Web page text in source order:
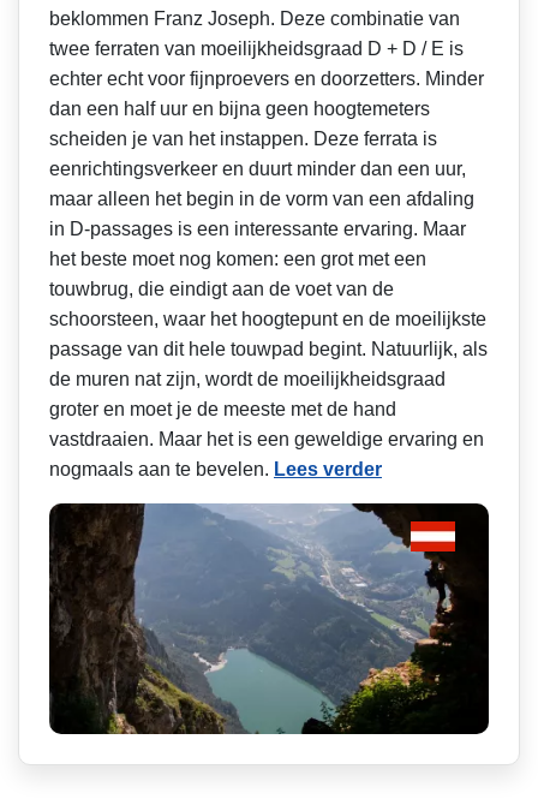
beklommen Franz Joseph. Deze combinatie van
twee ferraten van moeilijkheidsgraad D + D / E is
echter echt voor fijnproevers en doorzetters. Minder
dan een half uur en bijna geen hoogtemeters
scheiden je van het instappen. Deze ferrata is
eenrichtingsverkeer en duurt minder dan een uur,
maar alleen het begin in de vorm van een afdaling
in D-passages is een interessante ervaring. Maar
het beste moet nog komen: een grot met een
touwbrug, die eindigt aan de voet van de
schoorsteen, waar het hoogtepunt en de moeilijkste
passage van dit hele touwpad begint. Natuurlijk, als
de muren nat zijn, wordt de moeilijkheidsgraad
groter en moet je de meeste met de hand
vastdraaien. Maar het is een geweldige ervaring en
nogmaals aan te bevelen. Lees verder